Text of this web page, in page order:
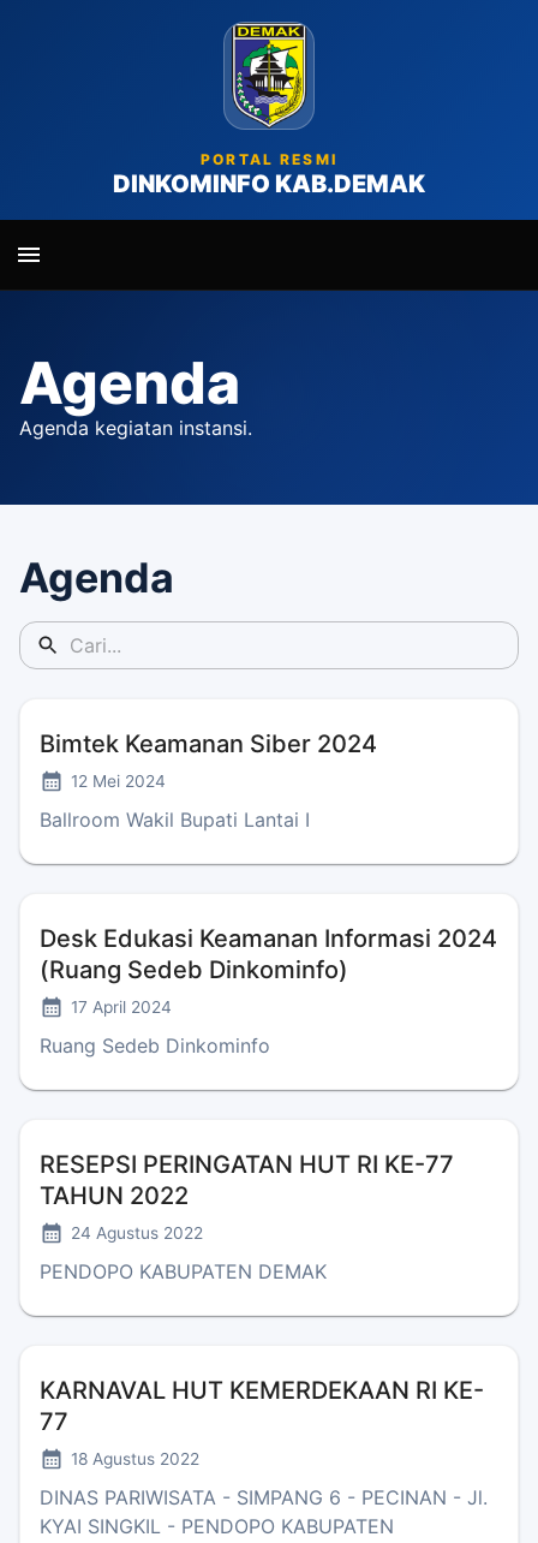
PORTAL RESMI
DINKOMINFO KAB.DEMAK
Agenda
Agenda kegiatan instansi.
Agenda
Bimtek Keamanan Siber 2024
12 Mei 2024
Ballroom Wakil Bupati Lantai I
Desk Edukasi Keamanan Informasi 2024
(Ruang Sedeb Dinkominfo)
17 April 2024
Ruang Sedeb Dinkominfo
RESEPSI PERINGATAN HUT RI KE-77
TAHUN 2022
24 Agustus 2022
PENDOPO KABUPATEN DEMAK
KARNAVAL HUT KEMERDEKAAN RI KE-
77
18 Agustus 2022
DINAS PARIWISATA - SIMPANG 6 - PECINAN - Jl.
KYAI SINGKIL - PENDOPO KABUPATEN